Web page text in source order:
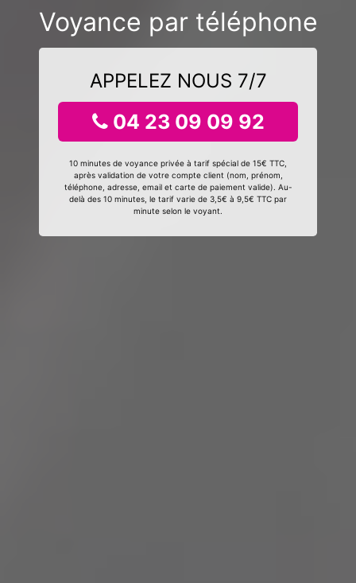
Voyance par téléphone
APPELEZ NOUS 7/7
04 23 09 09 92
10 minutes de voyance privée à tarif spécial de 15€ TTC,
après validation de votre compte client (nom, prénom,
téléphone, adresse, email et carte de paiement valide). Au-
delà des 10 minutes, le tarif varie de 3,5€ à 9,5€ TTC par
minute selon le voyant.